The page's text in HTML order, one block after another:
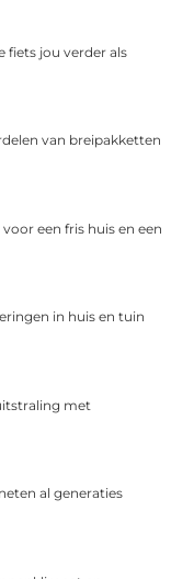
fiets jou verder als
van breipakketten
een fris huis en een
in huis en tuin
met
al generaties